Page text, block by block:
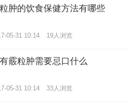
肿的饮食保健方法有哪些
05-31 10:14 19人浏览
霰粒肿需要忌口什么
05-31 10:14 33人浏览